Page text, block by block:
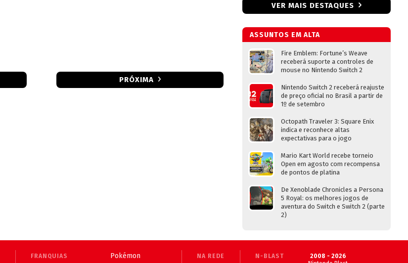
PRÓXIMA
VER MAIS DESTAQUES
ASSUNTOS EM ALTA
Fire Emblem: Fortune’s Weave
receberá suporte a controles de
mouse no Nintendo Switch 2
Nintendo Switch 2 receberá reajuste
de preço oficial no Brasil a partir de
1º de setembro
Octopath Traveler 3: Square Enix
indica e reconhece altas
expectativas para o jogo
Mario Kart World recebe torneio
Open em agosto com recompensa
de pontos de platina
De Xenoblade Chronicles a Persona
5 Royal: os melhores jogos de
aventura do Switch e Switch 2 (parte
2)
FRANQUIAS Pokémon NA REDE N-BLAST
2008 - 2026